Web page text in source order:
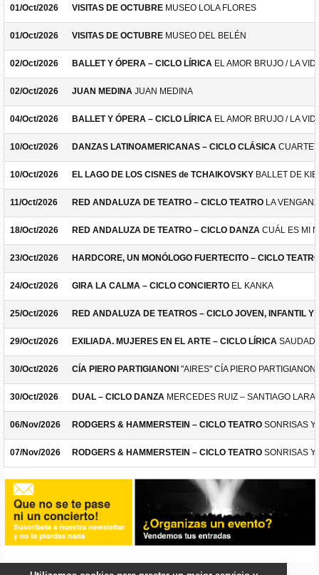
01/Oct/2026 VISITAS DE OCTUBRE MUSEO LOLA FLORES
01/Oct/2026 VISITAS DE OCTUBRE MUSEO DEL BELÉN
02/Oct/2026 BALLET Y ÓPERA – CICLO LÍRICA EL AMOR BRUJO / LA
02/Oct/2026 JUAN MEDINA JUAN MEDINA
04/Oct/2026 BALLET Y ÓPERA – CICLO LÍRICA EL AMOR BRUJO / LA
10/Oct/2026 DANZAS LATINOAMERICANAS – CICLO CLÁSICA
10/Oct/2026 EL LAGO DE LOS CISNES de TCHAIKOVSKY BALLET DE
11/Oct/2026 RED ANDALUZA DE TEATRO – CICLO TEATRO LA
18/Oct/2026 RED ANDALUZA DE TEATRO – CICLO DANZA CUÁL ES MI
23/Oct/2026 HARDCORE, UN MONÓLOGO FUERTECITO – CICLO
24/Oct/2026 GIRA LA CALMA – CICLO CONCIERTO EL KANKA
25/Oct/2026 RED ANDALUZA DE TEATROS – CICLO JOVEN, INFANTIL Y
29/Oct/2026 EXILIADA. MUJERES EN EL ARTE – CICLO LÍRICA
30/Oct/2026 CÍA PIERO PARTIGIANONI "AIRES" CÍA PIERO PARTIGIANONI
30/Oct/2026 DUAL – CICLO DANZA MERCEDES RUIZ – SANTIAGO LARA
06/Nov/2026 RODGERS & HAMMERSTEIN – CICLO TEATRO SONRISAS Y
07/Nov/2026 RODGERS & HAMMERSTEIN – CICLO TEATRO SONRISAS Y